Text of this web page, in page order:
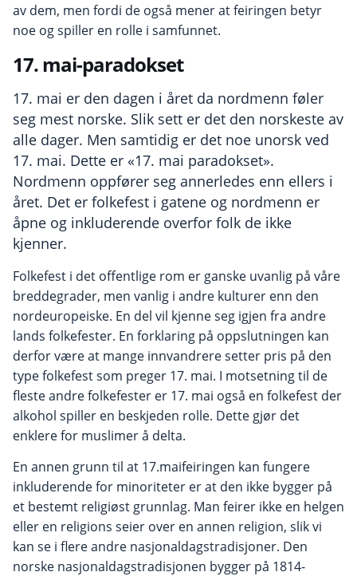
av dem, men fordi de også mener at feiringen betyr
noe og spiller en rolle i samfunnet.
17. mai-paradokset
17. mai er den dagen i året da nordmenn føler
seg mest norske. Slik sett er det den norskeste av
alle dager. Men samtidig er det noe unorsk ved
17. mai. Dette er «17. mai paradokset».
Nordmenn oppfører seg annerledes enn ellers i
året. Det er folkefest i gatene og nordmenn er
åpne og inkluderende overfor folk de ikke
kjenner.
Folkefest i det offentlige rom er ganske uvanlig på våre
breddegrader, men vanlig i andre kulturer enn den
nordeuropeiske. En del vil kjenne seg igjen fra andre
lands folkefester. En forklaring på oppslutningen kan
derfor være at mange innvandrere setter pris på den
type folkefest som preger 17. mai. I motsetning til de
fleste andre folkefester er 17. mai også en folkefest der
alkohol spiller en beskjeden rolle. Dette gjør det
enklere for muslimer å delta.
En annen grunn til at 17.maifeiringen kan fungere
inkluderende for minoriteter er at den ikke bygger på
et bestemt religiøst grunnlag. Man feirer ikke en helgen
eller en religions seier over en annen religion, slik vi
kan se i flere andre nasjonaldagstradisjoner. Den
norske nasjonaldagstradisjonen bygger på 1814-